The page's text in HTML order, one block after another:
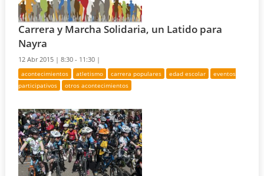
Carrera y Marcha Solidaria, un Latido para
Nayra
12 Abr 2015 |8:30 - 11:30 |
acontecimientos atletismo carrera populares edad escolar
eventos
participativos
otros acontecimientos